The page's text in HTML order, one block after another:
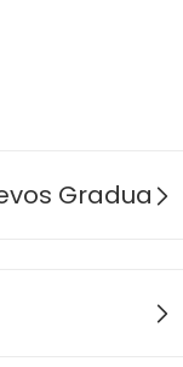
Graduados